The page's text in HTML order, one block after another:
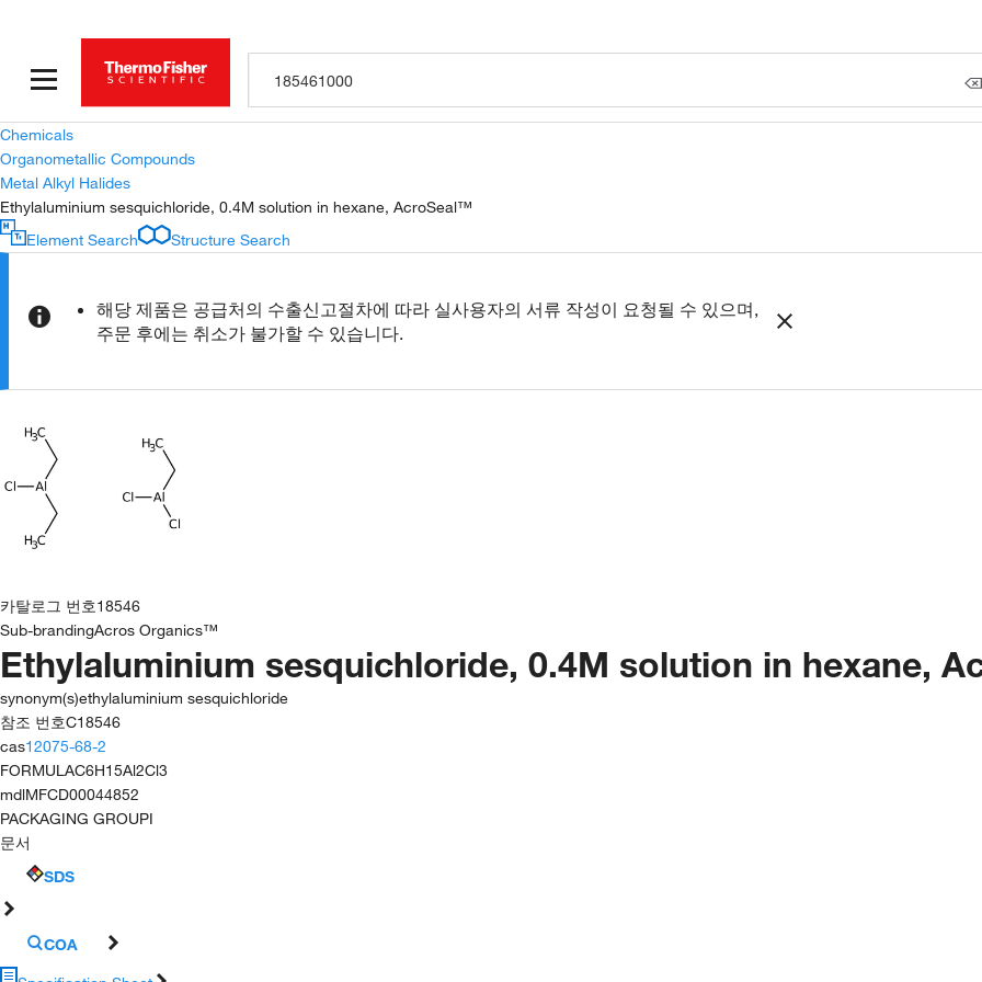
Chemicals
Organometallic Compounds
Metal Alkyl Halides
Ethylaluminium sesquichloride, 0.4M solution in hexane, AcroSeal™
Element Search
Structure Search
해당 제품은 공급처의 수출신고절차에 따라 실사용자의 서류 작성이 요청될 수 있으며,
주문 후에는 취소가 불가할 수 있습니다.
카탈로그 번호18546
Sub-brandingAcros Organics™
Ethylaluminium sesquichloride, 0.4M solution in hexane,
synonym(s)ethylaluminium sesquichloride
참조 번호C18546
cas12075-68-2
FORMULAC6H15Al2Cl3
mdlMFCD00044852
PACKAGING GROUPI
문서
SDS
COA